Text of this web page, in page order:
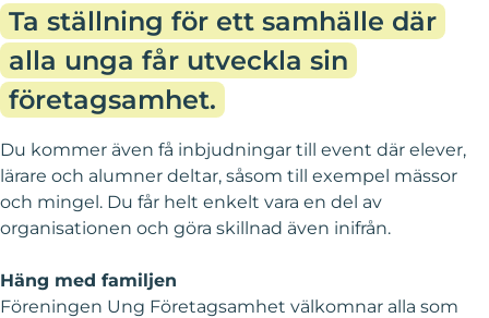
Ta ställning för ett samhälle där
alla unga får utveckla sin
företagsamhet.
Du kommer även få inbjudningar till event där elever,
lärare och alumner deltar, såsom till exempel mässor
och mingel. Du får helt enkelt vara en del av
organisationen och göra skillnad även inifrån.
Häng med familjen
Föreningen Ung Företagsamhet välkomnar alla som